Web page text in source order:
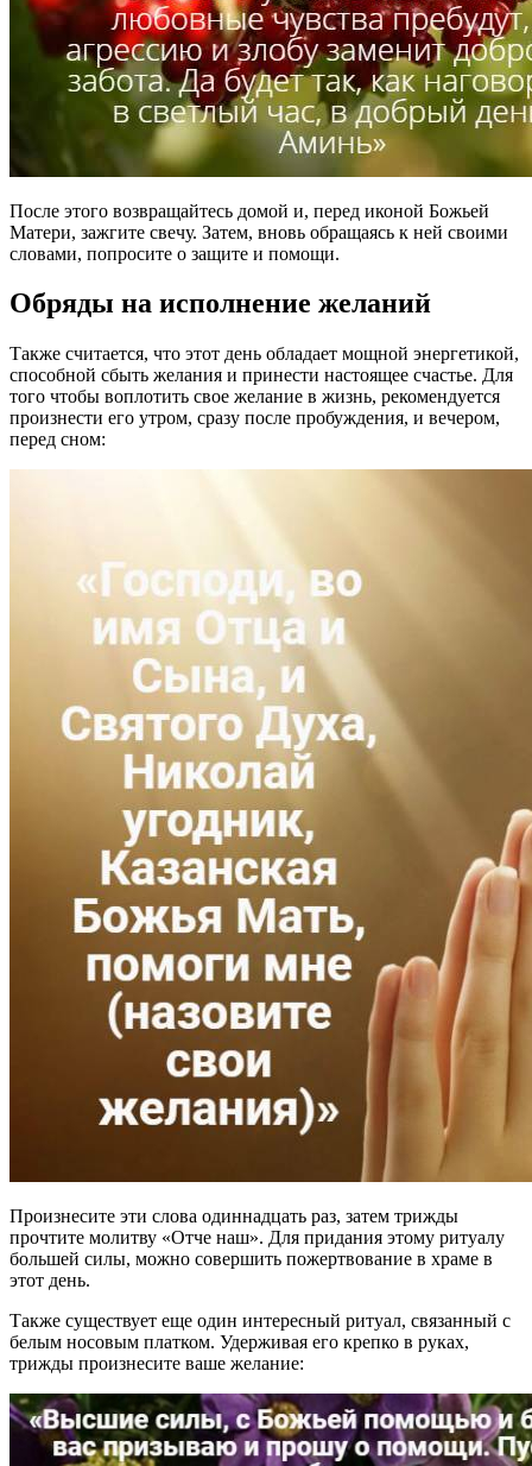
После этого возвращайтесь домой и, перед иконой Божьей
Матери, зажгите свечу. Затем, вновь обращаясь к ней своими
словами, попросите о защите и помощи.
Обряды на исполнение желаний
Также считается, что этот день обладает мощной энергетикой,
способной сбыть желания и принести настоящее счастье. Для
того чтобы воплотить свое желание в жизнь, рекомендуется
произнести его утром, сразу после пробуждения, и вечером,
перед сном:
Произнесите эти слова одиннадцать раз, затем трижды
прочтите молитву «Отче наш». Для придания этому ритуалу
большей силы, можно совершить пожертвование в храме в
этот день.
Также существует еще один интересный ритуал, связанный с
белым носовым платком. Удерживая его крепко в руках,
трижды произнесите ваше желание: